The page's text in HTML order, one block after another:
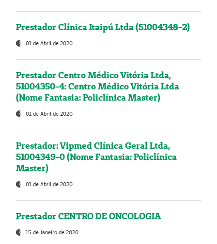
Prestador Clínica Itaipú Ltda (51004348-2)
01 de Abril de 2020
Prestador Centro Médico Vitória Ltda,
51004350-4: Centro Médico Vitória Ltda
(Nome Fantasia: Policlínica Master)
01 de Abril de 2020
Prestador: Vipmed Clínica Geral Ltda,
51004349-0 (Nome Fantasia: Policlínica
Master)
01 de Abril de 2020
Prestador CENTRO DE ONCOLOGIA
15 de Janeiro de 2020